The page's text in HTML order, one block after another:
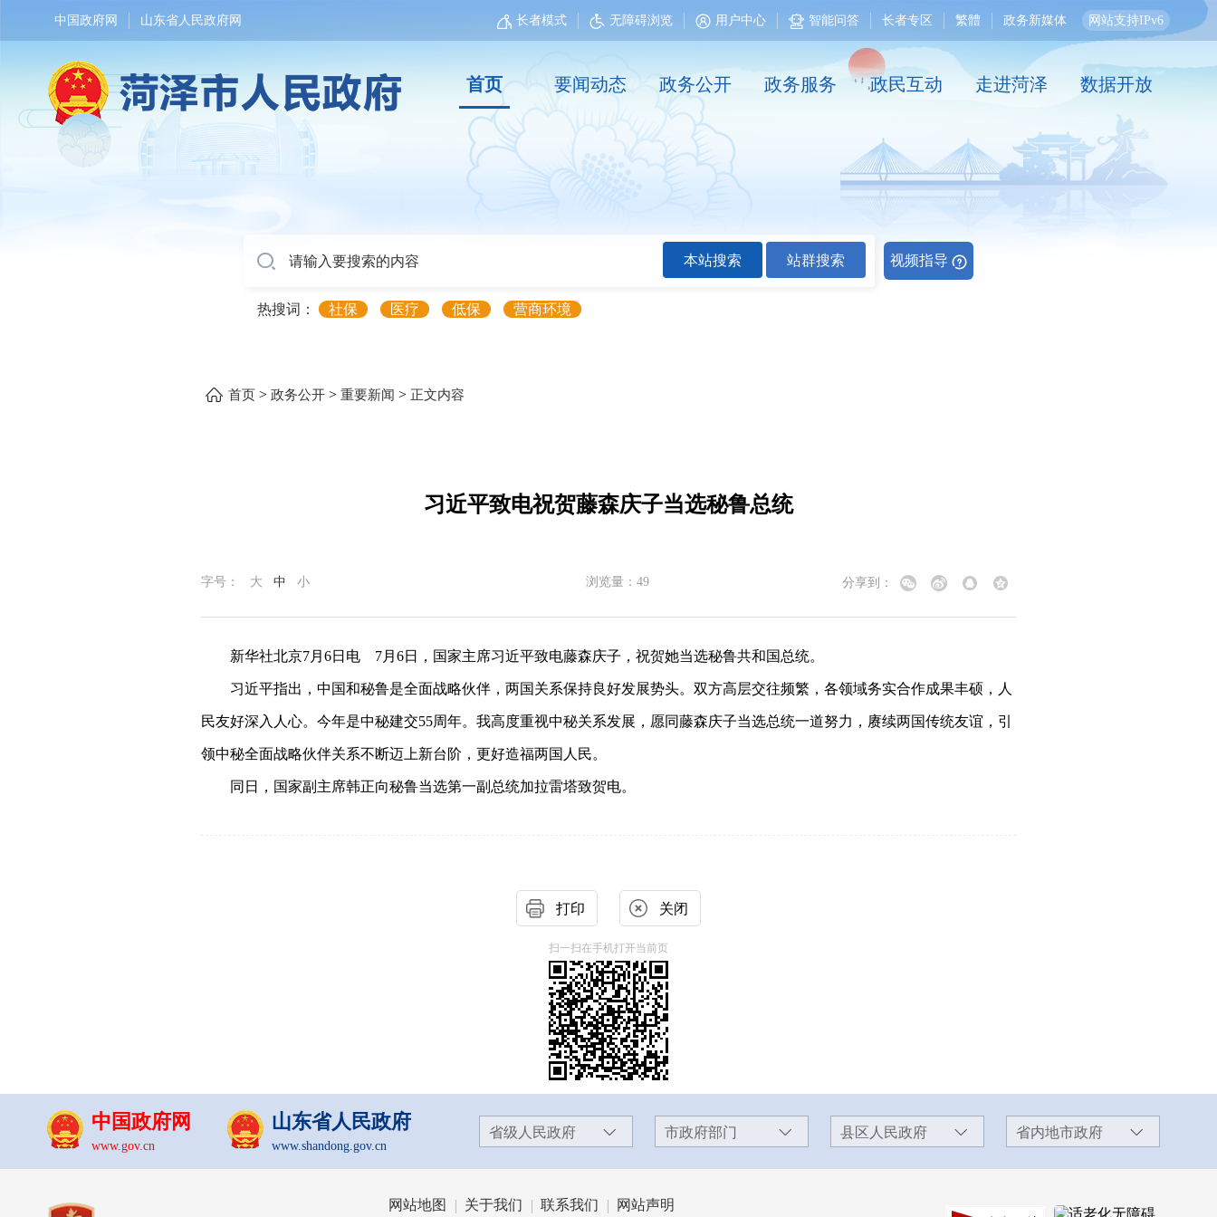
中国政府网 山东省人民政府网 长者模式 无障碍浏览 用户中心 智能问答 长者专区 繁體 政务新媒体 网站支持IPv6
首页 要闻动态 政务公开 政务服务 政民互动 走进菏泽 数据开放
本站搜索 站群搜索 视频指导
热搜词： 社保 医疗 低保 营商环境
首页> 政务公开> 重要新闻 > 正文内容
习近平致电祝贺藤森庆子当选秘鲁总统
字号： 大 中 小 浏览量： 49 分享到：
新华社北京7月6日电 7月6日，国家主席习近平致电藤森庆子，祝贺她当选秘鲁共和国总统。
习近平指出，中国和秘鲁是全面战略伙伴，两国关系保持良好发展势头。双方高层交往频繁，各领域务实合作成果丰硕，人
民友好深入人心。今年是中秘建交55周年。我高度重视中秘关系发展，愿同藤森庆子当选总统一道努力，赓续两国传统友谊，引
领中秘全面战略伙伴关系不断迈上新台阶，更好造福两国人民。
同日，国家副主席韩正向秘鲁当选第一副总统加拉雷塔致贺电。
打印 关闭
扫一扫在手机打开当前页
中国政府网
www.gov.cn
山东省人民政府
www.shandong.gov.cn
省级人民政府 市政府部门 县区人民政府 省内地市政府
网站地图 关于我们 联系我们 网站声明